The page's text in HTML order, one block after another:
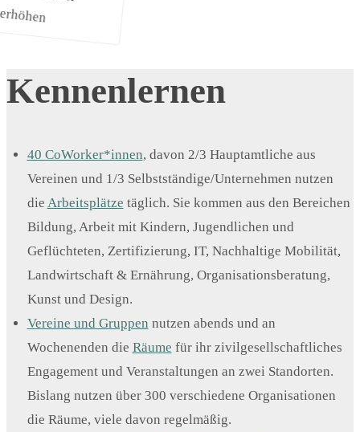
Kennenlernen
40 CoWorker*innen, davon 2/3 Hauptamtliche aus
Vereinen und 1/3 Selbstständige/Unternehmen nutzen
die Arbeitsplätze täglich. Sie kommen aus den Bereichen
Bildung, Arbeit mit Kindern, Jugendlichen und
Geflüchteten, Zertifizierung, IT, Nachhaltige Mobilität,
Landwirtschaft & Ernährung, Organisationsberatung,
Kunst und Design.
Vereine und Gruppen nutzen abends und an
Wochenenden die Räume für ihr zivilgesellschaftliches
Engagement und Veranstaltungen an zwei Standorten.
Bislang nutzen über 300 verschiedene Organisationen
die Räume, viele davon regelmäßig.